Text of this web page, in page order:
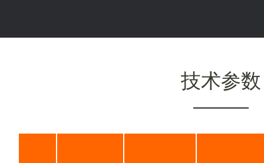
技术参数